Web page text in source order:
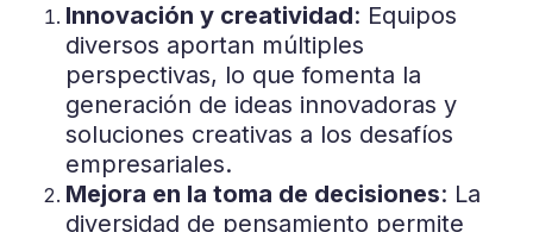
Innovación y creatividad: Equipos
diversos aportan múltiples
perspectivas, lo que fomenta la
generación de ideas innovadoras y
soluciones creativas a los desafíos
empresariales.
Mejora en la toma de decisiones: La
diversidad de pensamiento permite